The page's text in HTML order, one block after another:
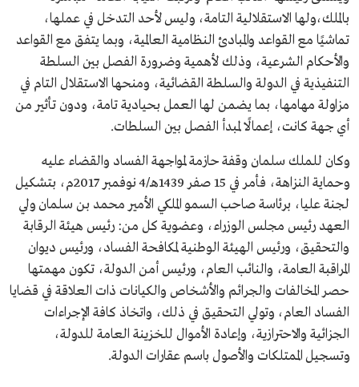
بالملك،ولها الاستقلالية التامة، وليس لأحد التدخل في عملها،
تماشيًا مع القواعد والمبادئ النظامية العالمية، وبما يتفق مع القواعد
والأحكام الشرعية، وذلك لأهمية وضرورة الفصل بين السلطة
التنفيذية في الدولة والسلطة القضائية، ومنحها الاستقلال التام في
مزاولة مهامها، بما يضمن لها العمل بحيادية تامة، ودون تأثير من
أي جهة كانت، إعمالًا لمبدأ الفصل بين السلطات.
وكان للملك سلمان وقفة حازمة لمواجهة الفساد والقضاء عليه
وحماية النزاهة، فأمر في 15 صفر 1439هـ/4 نوفمبر 2017م، بتشكيل
لجنة عليا، برئاسة صاحب السمو الملكي الأمير محمد بن سلمان ولي
العهد رئيس مجلس الوزراء، وعضوية كل من: رئيس هيئة الرقابة
والتحقيق، ورئيس الهيئة الوطنية لمكافحة الفساد، ورئيس ديوان
المراقبة العامة، والنائب العام، ورئيس أمن الدولة، تكون مهمتها
حصر المخالفات والجرائم والأشخاص والكيانات ذات العلاقة في قضايا
الفساد العام، وتولي التحقيق في ذلك، واتخاذ كافة الإجراءات
الجزائية والاحترازية، وإعادة الأموال للخزينة العامة للدولة،
وتسجيل الممتلكات والأصول باسم عقارات الدولة.